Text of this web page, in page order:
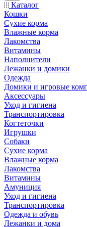
Каталог
Кошки
Сухие корма
Влажные корма
Лакомства
Витамины
Наполнители
Лежанки и домики
Одежда
Домики и игровые
Аксессуары
Уход и гигиена
Транспортировка
Когтеточки
Игрушки
Собаки
Сухие корма
Влажные корма
Лакомства
Витамины
Амуниция
Уход и гигиена
Транспортировка
Одежда и обувь
Лежанки и дома